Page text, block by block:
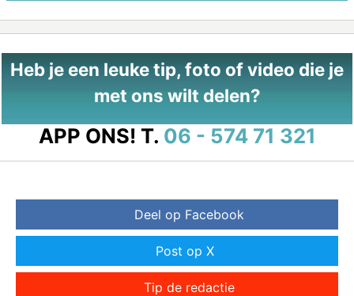
Heb je een leuke tip, foto of video die je
met ons wilt delen?
APP ONS! T. 06 - 574 71 321
Deel op Facebook
Post op X
Tip de redactie